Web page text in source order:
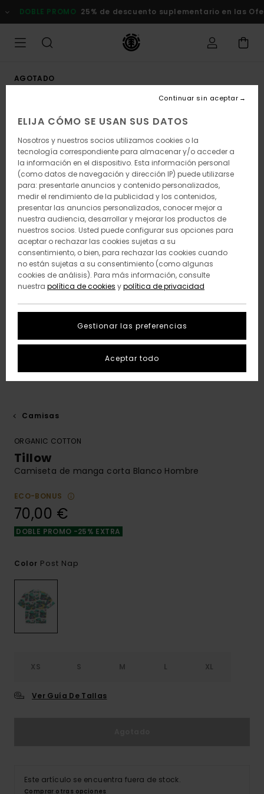
la
DOBLE PROMO 25% de descuento suplementario en las
AGOTADO
Camisas
ORGANIC COTTON
Tillow
Camiseta de manga corta Blanco Hombre
ECO-BONUS
70,00 €
DOBLE PROMO -25% EXTRA
Color Post Nap
XS S M L XL
Ver Guía De Tallas
Este artículo se encuentra fuera de stock.
Comprar otras opciones
ELIJA CÓMO SE USAN SUS DATOS
Nosotros y nuestros socios utilizamos cookies o la
tecnología correspondiente para almacenar y/o acceder a
la información en el dispositivo. Esta información personal
(como datos de navegación y dirección IP) puede utilizarse
para: presentarle anuncios y contenido personalizados,
medir el rendimiento de la publicidad y los contenidos,
presentar las anuncios personalizados, conocer mejor a
nuestra audiencia, desarrollar y mejorar los productos de
nuestros socios. Usted puede configurar sus opciones para
aceptar o rechazar las cookies sujetas a su
consentimiento, o bien, para rechazar las cookies cuando
no están sujetas a su consentimiento (como algunas
cookies de análisis). Para más información, consulte
nuestra política de cookies ypolítica de privacidad
Gestionar las preferencias
Continuar sin aceptar
Aceptar todo